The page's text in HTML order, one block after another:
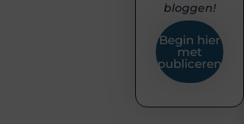
bloggen!
Begin hier
met
publiceren